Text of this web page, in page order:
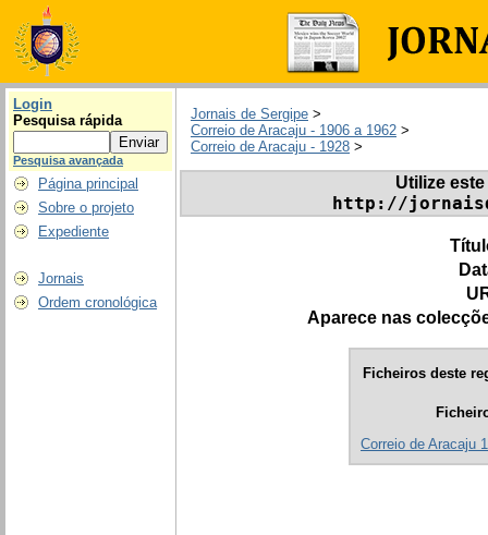
Login
Pesquisa rápida
Pesquisa avançada
Página principal
Sobre o projeto
Expediente
Jornais
Ordem cronológica
Jornais de Sergipe >
Correio de Aracaju - 1906 a 1962 >
Correio de Aracaju - 1928 >
Utilize
http://
Aparece nas
Ficheiros deste
Correio de Aracaju